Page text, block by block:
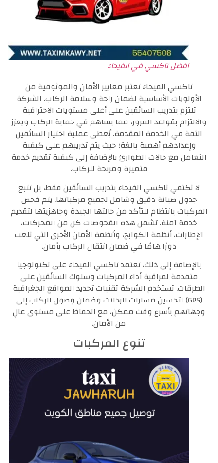
افضل تاكسي في الفيحاء
تاكسي الفيحاء تعتبر معايير الأمان والموثوقية من
الأولويات الأساسية لضمان راحة وسلامة الركاب. الشركة
تلتزم بتدريب السائقين على أعلى مستويات الاحترافية
والالتزام بقواعد المرور، مما يساهم في حماية الركاب ويعزز
الثقة في الخدمة المقدمة. يُعطى عملية اختيار السائقين
وإعدادهم أهمية بالغة؛ حيث يتم تدريبهم على كيفية
التعامل مع حالات الطوارئ بالإضافة إلى كيفية تقديم خدمة
متميزة ومريحة للركاب.
لا تكتفي تاكسي الفيحاء بتدريب السائقين فقط، بل تتبع
جدول صيانة دقيق وشامل لجميع مركباتها. يتم فحص
المركبات بانتظام للتأكد من حالتها الجيدة وجاهزيتها لتقديم
خدمة آمنة. تشمل هذه الفحوصات كل من المحركات،
الإطارات، أنظمة الكوابح، وأنظمة الأمان الأخرى التي تلعب
دورًا هامًا في ضمان انتقال الركاب بأمان.
بالإضافة إلى ذلك، تعتمد تاكسي الفيحاء على تكنولوجيا
متقدمة لمراقبة أداء المركبات وسلوك السائقين على
الطرقات. تستخدم الشركة تقنيات تحديد المواقع الجغرافية
(GPS) لتحسين مسارات الرحلات وضمان وصول الركاب إلى
وجهاتهم بأسرع وقت ممكن، مع الحفاظ على مستوى عالٍ
من الأمان.
تنوع المركبات